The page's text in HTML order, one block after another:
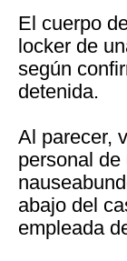
El cuerpo
locker de
según
detenida.
Al parecer,
personal
abajo del
empleada